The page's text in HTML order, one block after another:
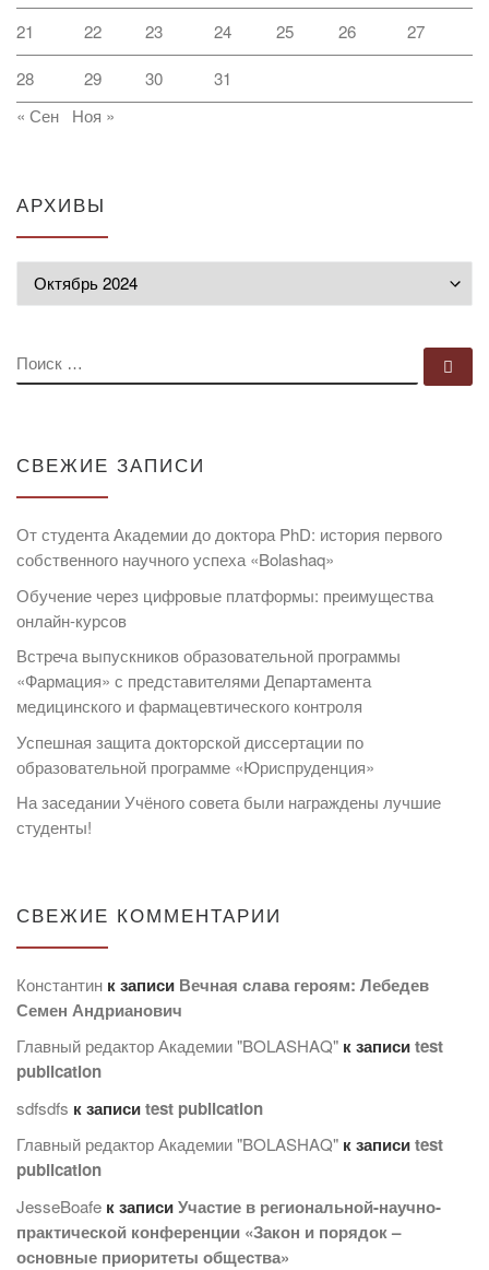
21 22 23 24 25 26 27
28 29 30
31
« Сен
Ноя »
АРХИВЫ
ПОИСК
СВЕЖИЕ ЗАПИСИ
От студента Академии до доктора PhD: история первого
собственного научного успеха «Bolashaq»
Обучение через цифровые платформы: преимущества
онлайн-курсов
Встреча выпускников образовательной программы
«Фармация» с представителями Департамента
медицинского и фармацевтического контроля
Успешная защита докторской диссертации по
образовательной программе «Юриспруденция»
На заседании Учёного совета были награждены лучшие
студенты!
СВЕЖИЕ КОММЕНТАРИИ
Константин к записи Вечная слава героям: Лебедев
Семен Андрианович
Главный редактор Академии "BOLASHAQ" к записиtest
publication
sdfsdfs к записиtest publication
Главный редактор Академии "BOLASHAQ" к записиtest
publication
JesseBoafe к записиУчастие в региональной-научно-
практической конференции «Закон и порядок –
основные приоритеты общества»